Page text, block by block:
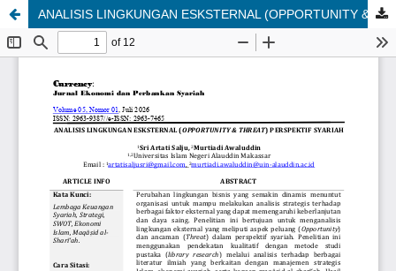
ANALISIS LINGKUNGAN ESKSTERNAL (OPPORTUNITY & THREAT) PERSPEKTIF SYARIAH